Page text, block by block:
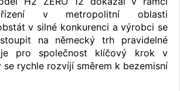
řízení v metropolitní oblasti
v silné konkurenci a výrobci se
na německý trh pravidelné
pro společnost klíčový krok v
se rychle rozvíjí směrem k bezemisní